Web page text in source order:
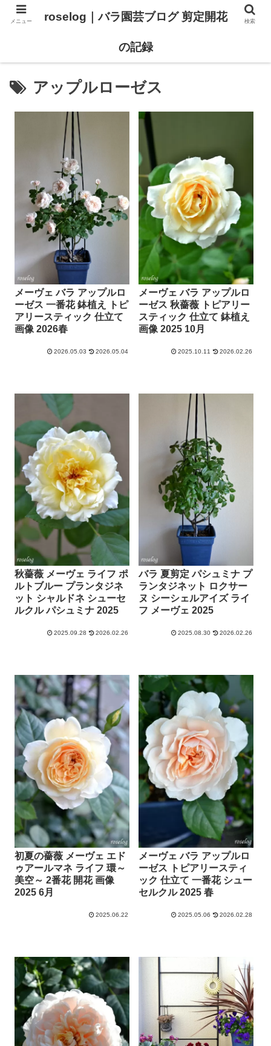
アップルローゼス
メーヴェ バラ アップルロ
ーゼス 一番花 鉢植え トピ
アリースティック 仕立て
画像 2026春
2026.05.03 2026.05.04
メーヴェ バラ アップルロ
ーゼス 秋薔薇 トピアリー
スティック 仕立て 鉢植え
画像 2025 10月
2025.10.11 2026.02.26
秋薔薇 メーヴェ ライフ ポ
ルトブルー プランタジネ
ット シャルドネ シューセ
ルクル パシュミナ 2025
2025.09.28 2026.02.26
バラ 夏剪定 パシュミナ プ
ランタジネット ロクサー
ヌ シーシェルアイズ ライ
フ メーヴェ 2025
2025.08.30 2026.02.26
初夏の薔薇 メーヴェ エド
ゥアールマネ ライフ 環～
美空～ 2番花 開花 画像
2025 6月
2025.06.22
メーヴェ バラ アップルロ
ーゼス トピアリースティ
ック 仕立て 一番花 シュー
セルクル 2025 春
2025.05.06 2026.02.28
メニュー roselog｜バラ園芸ブログ 剪定開花
の記録
検索